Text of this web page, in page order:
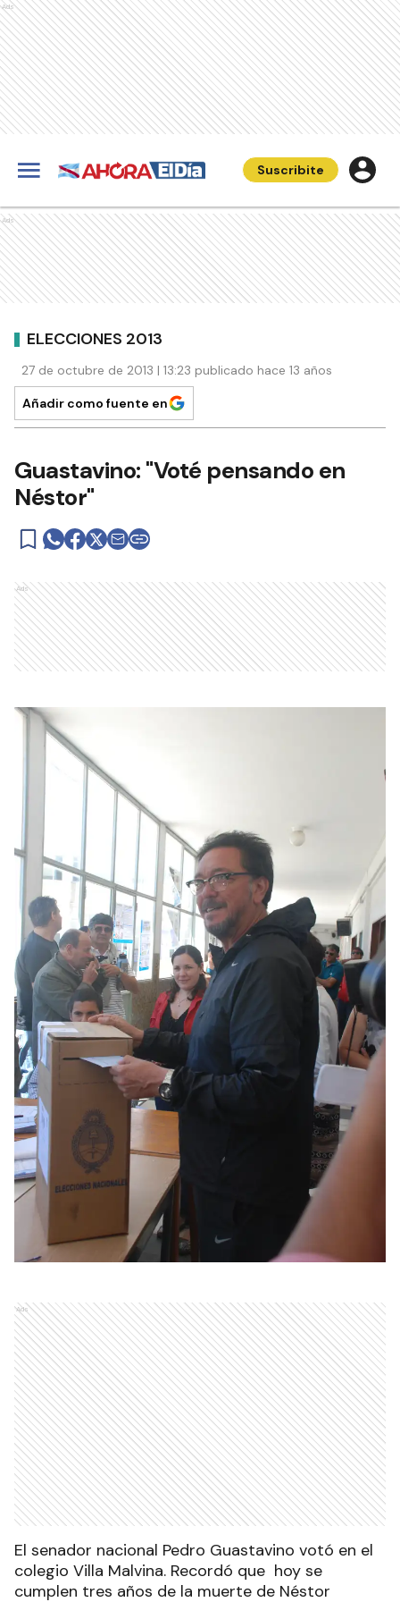
Ads
Suscribite
Ads
ELECCIONES 2013
27 de octubre de 2013 | 13:23 publicado hace 13 años
Añadir como fuente en
Guastavino: "Voté pensando en
Néstor"
Ads
Ads
El senador nacional Pedro Guastavino votó en el
colegio Villa Malvina. Recordó que hoy se
cumplen tres años de la muerte de Néstor